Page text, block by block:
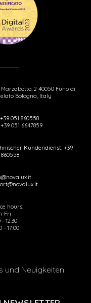
2 40050 Funo di
Bologna, Italy
051 860558
051 6647859
Kundendienst: +39
860558
hours:
Fri
- 12:30
- 17:00
und Neuigkeiten